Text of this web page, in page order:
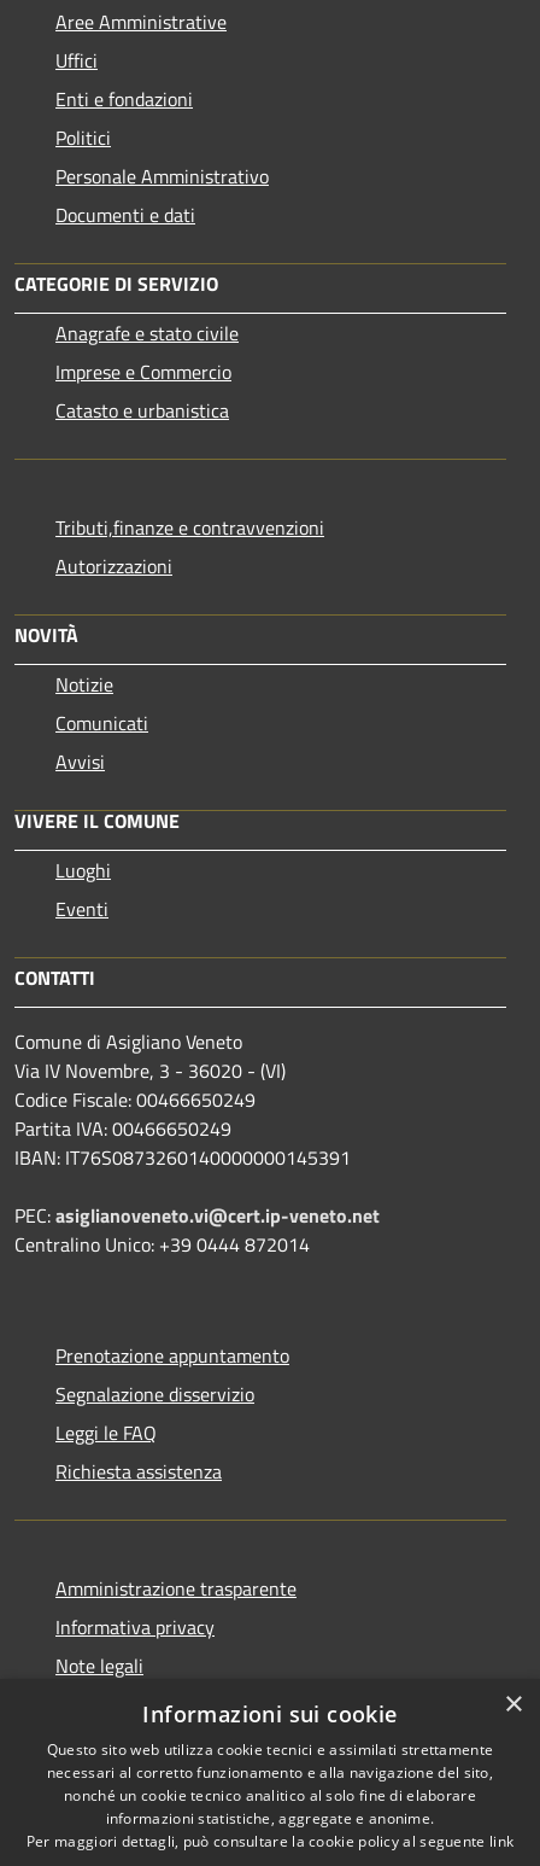
Aree Amministrative
Uffici
Enti e fondazioni
Politici
Personale Amministrativo
Documenti e dati
CATEGORIE DI SERVIZIO
Anagrafe e stato civile
Imprese e Commercio
Catasto e urbanistica
Tributi,finanze e contravvenzioni
Autorizzazioni
NOVITÀ
Notizie
Comunicati
Avvisi
VIVERE IL COMUNE
Luoghi
Eventi
CONTATTI
Comune di Asigliano Veneto
Via IV Novembre, 3 - 36020 - (VI)
Codice Fiscale: 00466650249
Partita IVA: 00466650249
IBAN: IT76S0873260140000000145391
PEC:asiglianoveneto.vi@cert.ip-veneto.net
Centralino Unico: +39 0444 872014
Prenotazione appuntamento
Segnalazione disservizio
Leggi le FAQ
Richiesta assistenza
Amministrazione trasparente
Informativa privacy
Note legali
Dichiarazione di accessibilità
Accessibilità
Copyright © 2026 • Comune di
Asigliano Veneto • Powered by
×
Informazioni sui cookie
Questo sito web utilizza cookie tecnici e assimilati strettamente
necessari al corretto funzionamento e alla navigazione del sito,
nonché un cookie tecnico analitico al solo fine di elaborare
informazioni statistiche, aggregate e anonime.
Per maggiori dettagli, può consultare la cookie policy al seguente link